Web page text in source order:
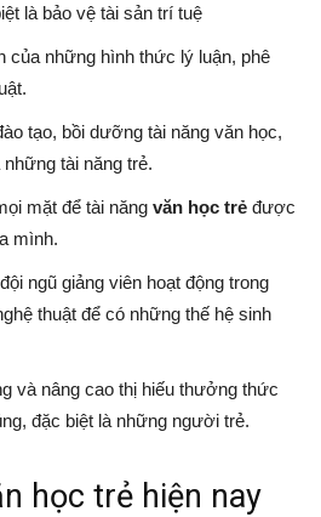
là bảo vệ tài sản trí tuệ
của những hình thức lý luận, phê
tạo, bồi dưỡng tài năng văn học,
tài năng trẻ.
mặt để tài năng văn học trẻ được
mình.
ngũ giảng viên hoạt động trong
thuật để có những thế hệ sinh
và nâng cao thị hiếu thưởng thức
đặc biệt là những người trẻ.
học trẻ hiện nay